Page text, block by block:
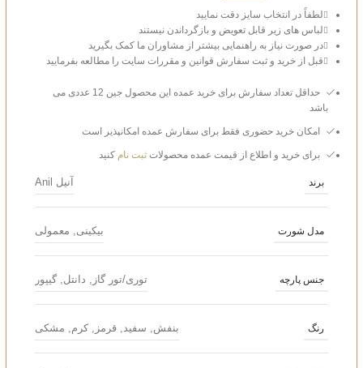
لطفاً در انتخاب سایز دقت نمایید
لباس‌ های زیر قابل تعویض و بازگرداندن نیستند
در صورت نیاز به راهنمایی بیشتر از مشاوران ما کمک بگیرید
قبل از خرید و ثبت سفارش قوانین و مقررات سایت را مطالعه بفرمایید
حداقل تعداد سفارش برای خرید عمده این محصول جین 12 عددی می
باشد
امکان خرید حضوری فقط برای سفارش عمده امکانپذیر است
برای خرید و اطلاع از قیمت عمده محصولات ثبت نام کنید
برند آنیل Anil
مدل شورت بیکینی, معمولی
جنس پارچه توری/تور گاز , دانتل, گیپور
رنگ بنفش, سفید, قرمز , کرم, مشکی